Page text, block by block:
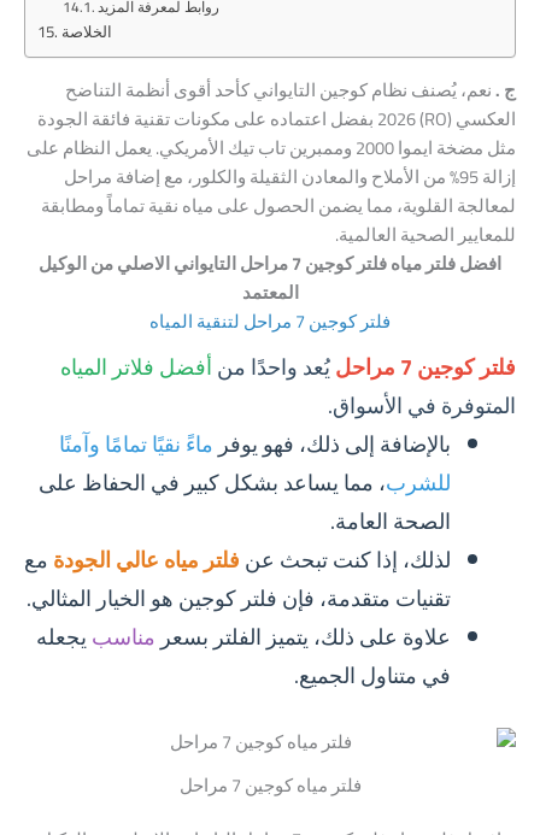
الخلاصة
ج .نعم، يُصنف نظام كوجين التايواني كأحد أقوى أنظمة التناضح
العكسي (RO) 2026 بفضل اعتماده على مكونات تقنية فائقة الجودة
مثل مضخة ايموا 2000 وممبرين تاب تيك الأمريكي. يعمل النظام على
إزالة 95% من الأملاح والمعادن الثقيلة والكلور، مع إضافة مراحل
لمعالجة القلوية، مما يضمن الحصول على مياه نقية تماماً ومطابقة
للمعايير الصحية العالمية.
افضل فلتر مياه فلتر كوجين 7 مراحل التايواني الاصلي من الوكيل
المعتمد
فلتر كوجين 7 مراحل لتنقية المياه
فلتر كوجين 7 مراحل يُعد واحدًا منأفضل فلاتر المياه
المتوفرة في الأسواق.
بالإضافة إلى ذلك، فهو يوفرماءً نقيًا تمامًا وآمنًا
للشرب، مما يساعد بشكل كبير في الحفاظ على
الصحة العامة.
لذلك، إذا كنت تبحث عنفلتر مياه عالي الجودةمع
تقنيات متقدمة، فإن فلتر كوجين هو الخيار المثالي.
علاوة على ذلك، يتميز الفلتر بسعرمناسبيجعله
في متناول الجميع.
فلتر مياه كوجين 7 مراحل